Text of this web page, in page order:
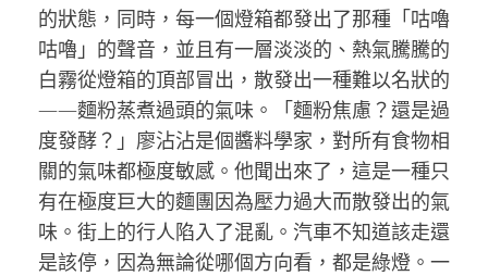
的狀態，同時，每一個燈箱都發出了那種「咕嚕
咕嚕」的聲音，並且有一層淡淡的、熱氣騰騰的
白霧從燈箱的頂部冒出，散發出一種難以名狀的
——麵粉蒸煮過頭的氣味。「麵粉焦慮？還是過
度發酵？」廖沾沾是個醬料學家，對所有食物相
關的氣味都極度敏感。他聞出來了，這是一種只
有在極度巨大的麵團因為壓力過大而散發出的氣
味。街上的行人陷入了混亂。汽車不知道該走還
是該停，因為無論從哪個方向看，都是綠燈。一